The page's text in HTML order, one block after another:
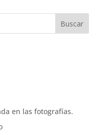
en las fotografías.